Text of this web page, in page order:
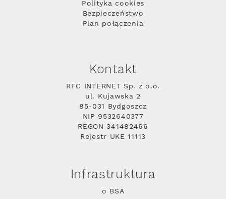
Polityka cookies
Bezpieczeństwo
Plan połączenia
Kontakt
RFC INTERNET Sp. z o.o.
ul. Kujawska 2
85-031 Bydgoszcz
NIP 9532640377
REGON 341482466
Rejestr UKE 11113
Infrastruktura
o BSA